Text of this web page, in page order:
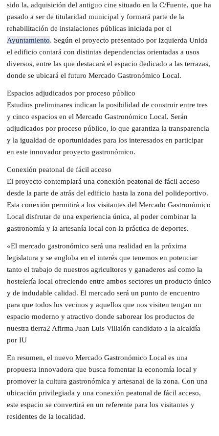
sido la, adquisición del antiguo cine situado en la C/Fuente, que ha
pasado a ser de titularidad municipal y formará parte de la
rehabilitación de instalaciones públicas iniciada por el
Ayuntamiento. Según el proyecto presentado por Izquierda Unida
el edificio contará con distintas dependencias orientadas a usos
diversos, entre las que destacará el espacio dedicado a las terrazas,
donde se ubicará el futuro Mercado Gastronómico Local.
Espacios adjudicados por proceso público
Estudios preliminares indican la posibilidad de construir entre tres
y cinco espacios en el Mercado Gastronómico Local. Serán
adjudicados por proceso público, lo que garantiza la transparencia
y la igualdad de oportunidades para los interesados en participar
en este innovador proyecto gastronómico.
Conexión peatonal de fácil acceso
El proyecto contemplará una conexión peatonal de fácil acceso
desde la parte de atrás del edificio hasta la zona del polideportivo.
Esta conexión permitirá a los visitantes del Mercado Gastronómico
Local disfrutar de una experiencia única, al poder combinar la
gastronomía y la artesanía local con la práctica de deportes.
«El mercado gastronómico será una realidad en la próxima
legislatura y se engloba en el interés que tenemos en potenciar
tanto el trabajo de nuestros agricultores y ganaderos así como la
hostelería local ofreciendo entre ambos sectores un producto único
y de indudable calidad. El mercado será un punto de encuentro
para que todos los vecinos y aquellos que nos visiten tengan un
espacio moderno y atractivo donde saborear los productos de
nuestra tierra2 Afirma Juan Luis Villalón candidato a la alcaldía
por IU
En resumen, el nuevo Mercado Gastronómico Local es una
propuesta innovadora que busca fomentar la economía local y
promover la cultura gastronómica y artesanal de la zona. Con una
ubicación privilegiada y una conexión peatonal de fácil acceso,
este espacio se convertirá en un referente para los visitantes y
residentes de la localidad.